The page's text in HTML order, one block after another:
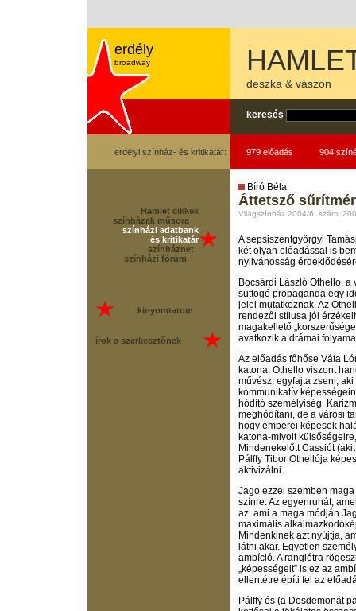
erdély
broadway
deszka & vászon
keresés
erdélyi színház- és kritikatár: 979 előadás 904
Bíró Béla
Áttetsző
Világszínház 2004/6. szám,
A sepsiszentgyörgyi
két olyan előadással is
nyilvánosság
Bocsárdi László Othello, a
suttogó propaganda egy
jelei mutatkoznak. Az
rendezői stílusa jól
magakellető
avatkozik a drámai
Az előadás főhőse Váta
katona. Othello viszont
művész, egyfajta zseni,
kommunikatív
hódító személyiség.
meghódítani, de a városi
hogy emberei képesek
katona-mivolt
Mindenekelőtt Cassiót
Pálffy Tibor Othellója
aktivizálni.
Jago ezzel szemben
színre. Az egyenruhát,
az, ami a maga módján
maximális
Mindenkinek azt nyújtja,
látni akar. Egyetlen
ambíció. A ranglétra
„képességeit” is ez az
ellentétre építi fel az
Pálffy és (a Desdemonát
Hamlet cikkek
színházak műsora
színházi adatbank
és kritikatár
színháznet
színházi fórum
kinyomtatom
írok a szerkesztőnek